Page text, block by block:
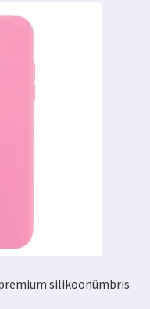
silikoonümbris